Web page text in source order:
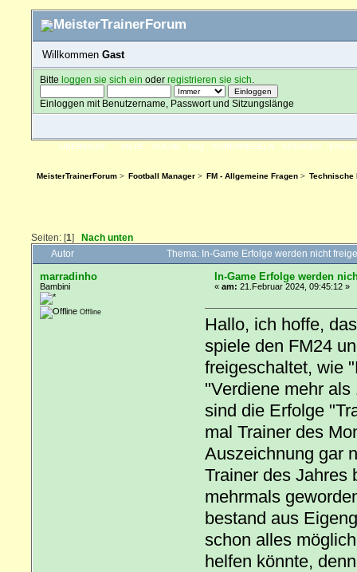
Willkommen Gast
Bitteloggen sie sich ein oderregistrieren sie sich
Einloggen mit Benutzername, Passwort und Sitzungslänge
ÜBERSICHT HILFE SUCHE FAQ FORENREGELN SPENDEN
MeisterTrainerForum> Football Manager> FM - Allgemeine Fragen> Technische
Seiten: [1] Nach unten
Autor Thema: In-Game Erfolge werden nicht
marradinho
Bambini
Offline
In-Game Erfolge werden
«am: 21.Februar 2024, 09:45:12 »
Hallo, ich hoffe,
spiele den FM24
freigeschaltet, wie
"Verdiene mehr
sind die Erfolge
mal Trainer des
Auszeichnung gar
Trainer des Jahres
mehrmals
bestand aus
schon alles
helfen könnte,